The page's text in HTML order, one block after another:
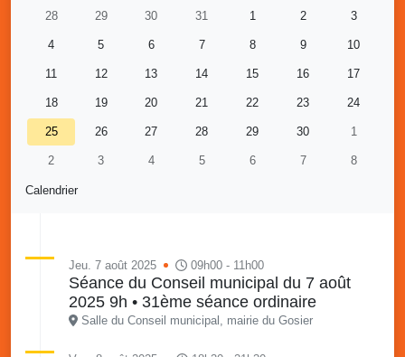
Calendrier
28 29 30 31 1 2 3
4 5 6 7 8 9 10
11 12 13 14 15 16 17
18 19 20 21 22 23 24
25 26 27 28 29 30 1
2 3 4 5 6 7 8
Jeu. 7 août 2025 09h00 - 11h00
Séance du Conseil municipal du 7 août
2025 9h • 31ème séance ordinaire
Salle du Conseil municipal, mairie du Gosier